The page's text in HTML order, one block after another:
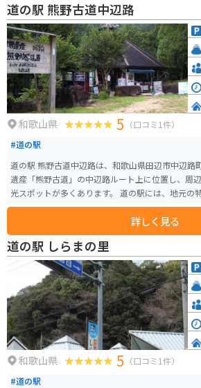
道の駅 熊野古道中辺路
和歌山県 5 （口コミ1件）
#道の駅
道の駅 熊野古道中辺路は、和歌山県田辺市中辺路
遺産「熊野古道」の中辺路ルート上に位置し、周
光スポットが多くあります。 道の駅には、地元の特産品を販売するショップ
やレストランがあり、熊野牛や梅干しなど、和歌
むことができます。また、熊野古道の情報コーナ
などの情報を収集することができます。 バイクで訪れる場合、道の駅には広
い駐車場が完備されているので安心です。熊野古
ディングロードが多いため、バイクでのツーリン
道幅が狭い区間もあるため、走行には注意が必要です。 中辺路周辺
の重要文化財に指定されている「継桜王子」や、
ち並ぶ「熊野古道館」など、見どころがたくさん
歴史と自然を感じながら、熊野古道散策を楽しん
か。
詳しく見る
道の駅 しらまの里
和歌山県 5 （口コミ1件）
#道の駅